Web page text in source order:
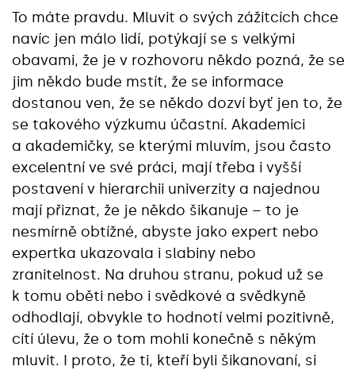
To máte pravdu. Mluvit o svých zážitcích chce
navíc jen málo lidí, potýkají se s velkými
obavami, že je v rozhovoru někdo pozná, že se
jim někdo bude mstít, že se informace
dostanou ven, že se někdo dozví byť jen to, že
se takového výzkumu účastní. Akademici
a akademičky, se kterými mluvím, jsou často
excelentní ve své práci, mají třeba i vyšší
postavení v hierarchii univerzity a najednou
mají přiznat, že je někdo šikanuje – to je
nesmírně obtížné, abyste jako expert nebo
expertka ukazovala i slabiny nebo
zranitelnost. Na druhou stranu, pokud už se
k tomu oběti nebo i svědkové a svědkyně
odhodlají, obvykle to hodnotí velmi pozitivně,
cítí úlevu, že o tom mohli konečně s někým
mluvit. I proto, že ti, kteří byli šikanovaní, si